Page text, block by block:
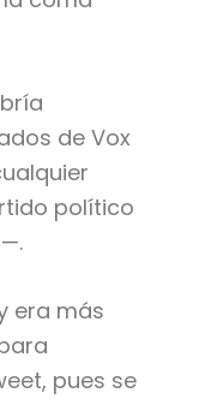
de Vox
político
era más
pues se